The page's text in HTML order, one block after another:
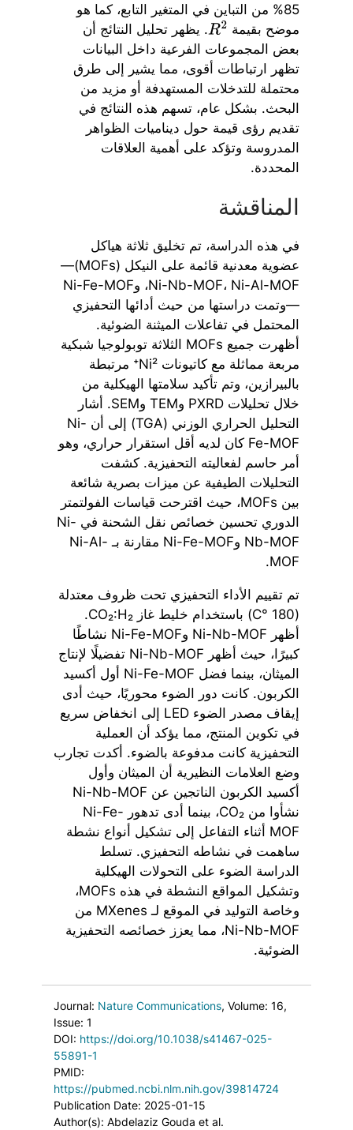
85% من التباين في المتغير التابع، كما هو
موضح بقيمة
R2 . يظهر تحليل النتائج أن
بعض المجموعات الفرعية داخل البيانات
تظهر ارتباطات أقوى، مما يشير إلى طرق
محتملة للتدخلات المستهدفة أو مزيد من
البحث. بشكل عام، تسهم هذه النتائج في
تقديم رؤى قيمة حول ديناميات الظواهر
المدروسة وتؤكد على أهمية العلاقات
المحددة.
المناقشة
في هذه الدراسة، تم تخليق ثلاثة هياكل
عضوية معدنية قائمة على النيكل (MOFs)—
Ni-Nb-MOF، Ni-Al-MOF، وNi-Fe-MOF
—وتمت دراستها من حيث أدائها التحفيزي
المحتمل في تفاعلات الميثنة الضوئية.
أظهرت جميع MOFs الثلاثة توبولوجيا شبكية
مربعة مماثلة مع كاتيونات Ni²⁺ مرتبطة
بالبيرازين، وتم تأكيد سلامتها الهيكلية من
خلال تحليلات PXRD وTEM وSEM. أشار
التحليل الحراري الوزني (TGA) إلى أن Ni-
Fe-MOF كان لديه أقل استقرار حراري، وهو
أمر حاسم لفعاليته التحفيزية. كشفت
التحليلات الطيفية عن ميزات بصرية شائعة
بين MOFs، حيث اقترحت قياسات الفولتمتر
الدوري تحسين خصائص نقل الشحنة في Ni-
Nb-MOF وNi-Fe-MOF مقارنة بـ Ni-Al-
MOF.
تم تقييم الأداء التحفيزي تحت ظروف معتدلة
(180 °C) باستخدام خليط غاز CO₂:H₂.
أظهر Ni-Nb-MOF وNi-Fe-MOF نشاطًا
كبيرًا، حيث أظهر Ni-Nb-MOF تفضيلًا لإنتاج
الميثان، بينما فضل Ni-Fe-MOF أول أكسيد
الكربون. كانت دور الضوء محوريًا، حيث أدى
إيقاف مصدر الضوء LED إلى انخفاض سريع
في تكوين المنتج، مما يؤكد أن العملية
التحفيزية كانت مدفوعة بالضوء. أكدت تجارب
وضع العلامات النظيرية أن الميثان وأول
أكسيد الكربون الناتجين عن Ni-Nb-MOF
نشأوا من CO₂، بينما أدى تدهور Ni-Fe-
MOF أثناء التفاعل إلى تشكيل أنواع نشطة
ساهمت في نشاطه التحفيزي. تسلط
الدراسة الضوء على التحولات الهيكلية
وتشكيل المواقع النشطة في هذه MOFs،
وخاصة التوليد في الموقع لـ MXenes من
Ni-Nb-MOF، مما يعزز خصائصه التحفيزية
الضوئية.
Journal: Nature Communications, Volume: 16,
Issue: 1
DOI: https://doi.org/10.1038/s41467-025-
55891-1
PMID:
https://pubmed.ncbi.nlm.nih.gov/39814724
Publication Date: 2025-01-15
Author(s): Abdelaziz Gouda et al.